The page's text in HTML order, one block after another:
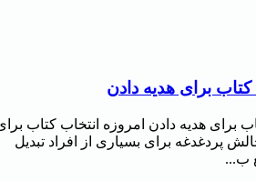
کتاب برای هدیه دادن
برای هدیه دادن امروزه انتخاب کتاب
پردغدغه برای بسیاری از افراد تبدیل
ب...